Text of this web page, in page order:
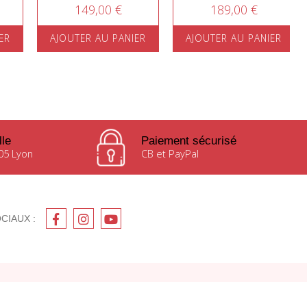
149,00 €
AJOUTER AU PANIER
189,00 €
AJOUTER AU PANIER
Lyon
Paiement sécurisé
CB et PayPal
: